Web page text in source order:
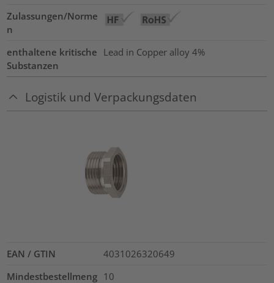
Zulassungen/Norme
n
enthaltene kritische
Substanzen
Lead in Copper alloy 4%
Logistik und Verpackungsdaten
EAN / GTIN
4031026320649
Mindestbestellmeng 10